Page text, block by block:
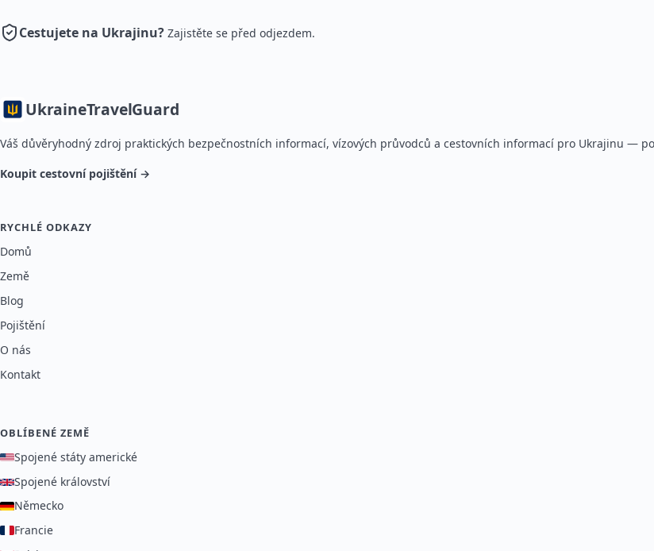
Cestujete na Ukrajinu? Zajistěte se před odjezdem.
UkraineTravelGuard
Váš důvěryhodný zdroj praktických bezpečnostních informací, vízových průvodců a cestovních informací pro Ukrajinu —
Koupit cestovní pojištění →
RYCHLÉ ODKAZY
Domů
Země
Blog
Pojištění
O nás
Kontakt
OBLÍBENÉ ZEMĚ
Spojené státy americké
Spojené království
Německo
Francie